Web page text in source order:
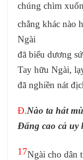
chúng chìm
chẳng khác nào
Ngài
đã biểu dương
Tay hữu Ngài,
đã nghiền nát
Đ.Nào ta hát
Đấng cao cả uy
17Ngài cho dân